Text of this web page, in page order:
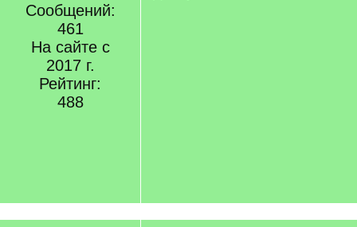
Сообщений:
461
На сайте с
2017 г.
Рейтинг:
488